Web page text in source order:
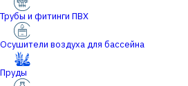
Трубы и фитинги ПВХ
Осушители воздуха для бассейна
Пруды